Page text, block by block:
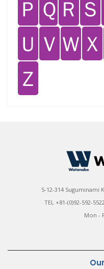
Ｐ Ｑ Ｒ Ｓ
Ｕ Ｖ Ｗ Ｘ
Ｚ
5-12-314 Suguminami
TEL +81-(0)92-592-
Mon -